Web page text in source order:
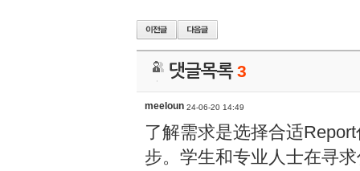
댓글목록3
meeloun 24-06-20 14:49
了解需求是选择合适
步。学生和专业人士在寻